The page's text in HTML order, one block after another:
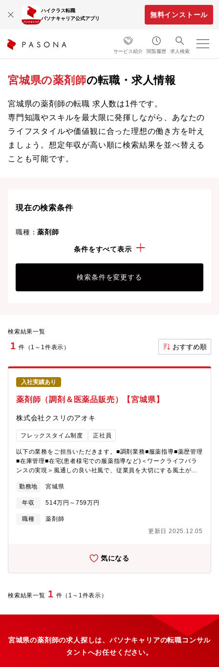
ハイクラス転職
パソナキャリア公式アプリ
無料インストール
サービス紹介 閲覧履歴 求人検索
宮城県の薬剤師の転職・求人情報
宮城県の薬剤師の転職 求人数は1件です。
専門知識やスキルを最大限に発揮しながら、あなたの
ライフスタイルや価値観に合った理想の働き方を叶え
ましょう。想定年収が高い順に検索結果を並べ替える
ことも可能です。
現在の検索条件
職種：薬剤師
条件をすべて表示
検索条件を変更する
検索結果一覧
1 件（1～1件表示） おすすめ順
入社実績あり
薬剤師（調剤＆医薬品販売）【宮城県】
株式会社クスリのアオキ
フレックスタイム制度 正社員
以下の業務をご担当いただきます。■調剤業務■服薬指導■薬歴管理
■在庫管理■在宅(患者様宅での服薬指導など)＜ワークライフバラ
ンスの実現＞風通しの良い社風で、従業員を大切にする風土が根
社は30年以上の歴史があり、従業員一人ひとりの成長が企業の成
長にも繋がっています。今後も従業員が個性を発揮し、成長し続
けることができる環境を整えてまいります。ドラッグストアの中
でも非常に珍しい取り組みとして、全店「分離申請」を行ってい
での勤務もなく、自分の時間も大切にしながら働くことができま
勤務地 宮城県
年収 514万円～759万円
職種
薬剤師
更新日 2025.12.05
気になる
検索結果一覧 1 件（1～1件表示）
宮城県の薬剤師の求人探しは、パソナキャリアの転職コンサル
タントへお任せください。